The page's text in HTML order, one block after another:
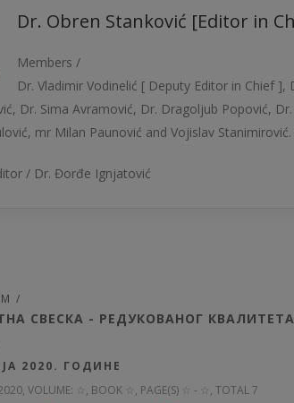
Dr. Obren Stanković [Editor in
Members /
Dr. Vladimir Vodinelić [ Deputy Editor in Chief ],
Dr. Sima Avramović, Dr. Dragolјub Popović,
mr Milan Paunović and Vojislav Stanimirović.
/ Dr. Đorđe Ignjatović
/
СВЕСКА - РЕДУКОВАНОГ
2020. ГОДИНЕ
VOLUME: ☆ , BOOK ☆, PAGE(S) ☆ - ☆, TOTAL 7